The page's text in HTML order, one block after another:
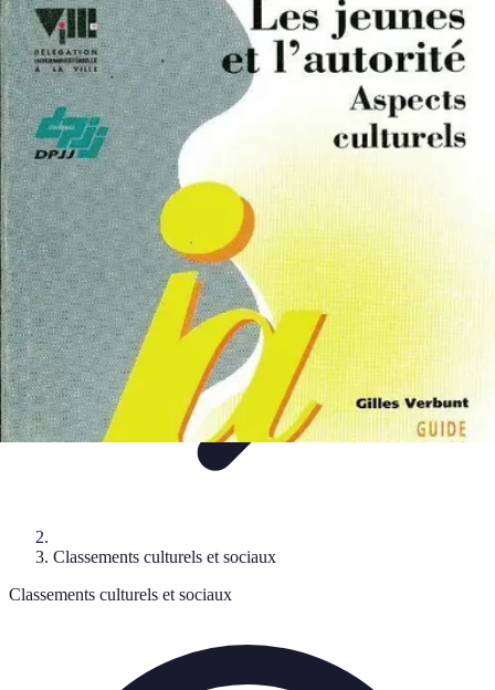
Classement Culturel
CultureTendancesSociétéConseilsTop
Classement Culturel
Classements culturels et sociaux
Classements culturels et sociaux